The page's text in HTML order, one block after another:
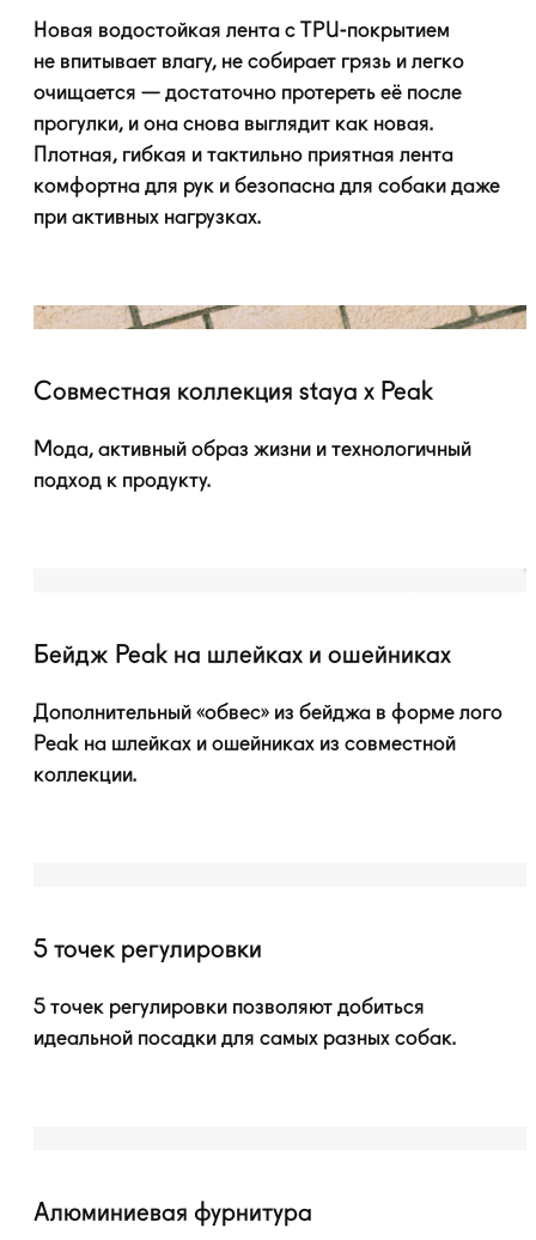
Новая водостойкая лента с TPU-покрытием
не впитывает влагу, не собирает грязь и легко
очищается — достаточно протереть её после
прогулки, и она снова выглядит как новая.
Плотная, гибкая и тактильно приятная лента
комфортна для рук и безопасна для собаки даже
при активных нагрузках.
Совместная коллекция staya x Peak
Мода, активный образ жизни и технологичный
подход к продукту.
Бейдж Peak на шлейках и ошейниках
Дополнительный «обвес» из бейджа в форме лого
Peak на шлейках и ошейниках из совместной
коллекции.
5 точек регулировки
5 точек регулировки позволяют добиться
идеальной посадки для самых разных собак.
Алюминиевая фурнитура